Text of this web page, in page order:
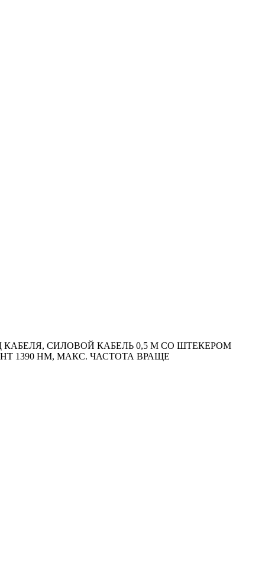
СИЛОВОЙ КАБЕЛЬ 0,5 М СО ШТЕКЕРОМ
1390 HM, МАКС. ЧАСТОТА ВРАЩЕ